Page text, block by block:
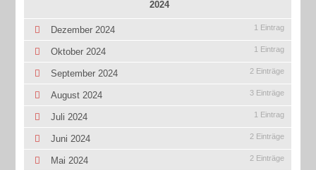
2024
Dezember 2024 1 Eintrag
Oktober 2024 1 Eintrag
September 2024 2 Einträge
August 2024 3 Einträge
Juli 2024 1 Eintrag
Juni 2024 2 Einträge
Mai 2024 2 Einträge